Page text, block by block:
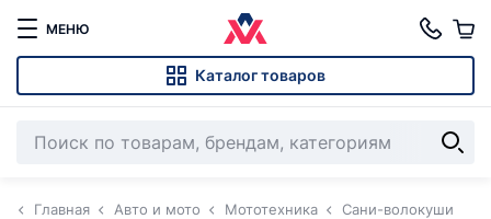
МЕНЮ
Каталог товаров
Главная Авто и мото Мототехника
Сани-волокуши